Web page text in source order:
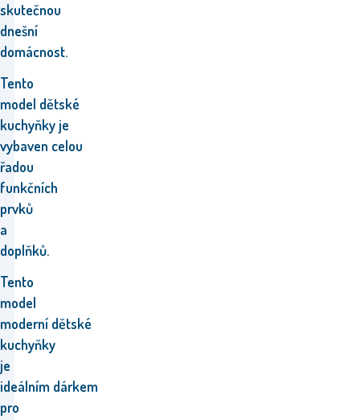
skutečnou
dnešní
domácnost.
Tento
model dětské
kuchyňky je
vybaven celou
řadou
funkčních
prvků
a
doplňků.
Tento
model
moderní dětské
kuchyňky
je
ideálním dárkem
pro